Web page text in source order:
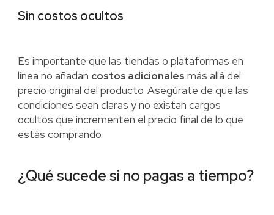
Sin costos ocultos
Es importante que las tiendas o plataformas en
línea no añadan costos adicionales más allá del
precio original del producto. Asegúrate de que las
condiciones sean claras y no existan cargos
ocultos que incrementen el precio final de lo que
estás comprando.
¿Qué sucede si no pagas a tiempo?